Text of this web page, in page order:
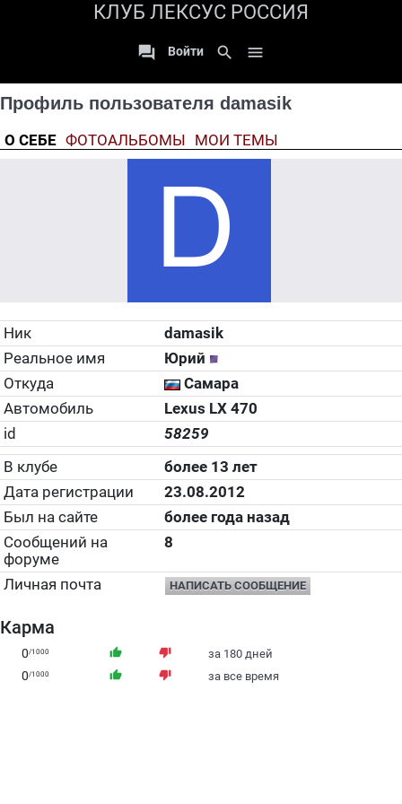
КЛУБ ЛЕКСУС РОССИЯ
 Войти search 
Профиль пользователя damasik
О СЕБЕ ФОТОАЛЬБОМЫ МОИ ТЕМЫ
Ник
damasik
Реальное имя
Юрий
Откуда
Самара
Автомобиль
Lexus LX 470
id
58259
В клубе
более 13 лет
Дата регистрации
23.08.2012
Был на сайте
более года назад
Сообщений на
форуме
8
Личная почта НАПИСАТЬ СООБЩЕНИЕ
Карма
0/1000 thumb_up thumb_down за 180 дней
0/1000 thumb_up thumb_down за все время